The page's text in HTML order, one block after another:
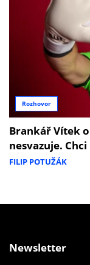
Rozhovor
Brankář Vítek
nesvazuje.
FILIP POTUŽÁK
Newsletter